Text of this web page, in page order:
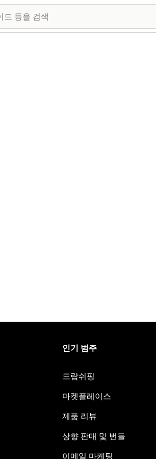
인기 범주
드랍쉬핑
마켓플레이스
제품 리뷰
상향 판매 및 번들
이메일 마케팅